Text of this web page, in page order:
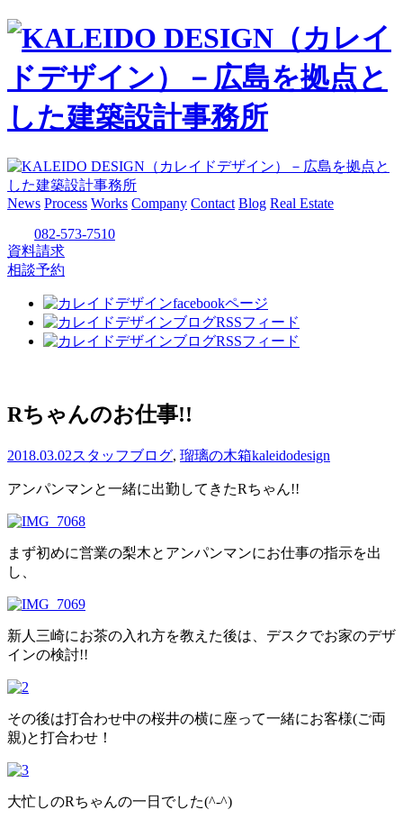
News Process Works Company Contact Blog Real Estate
082-573-7510
資料請求
相談予約
Rちゃんのお仕事!!
2018.03.02スタッフブログ, 瑠璃の木箱kaleidodesign
アンパンマンと一緒に出勤してきたRちゃん!!
まず初めに営業の梨木とアンパンマンにお仕事の指示を出
し、
新人三崎にお茶の入れ方を教えた後は、デスクでお家のデザ
インの検討!!
その後は打合わせ中の桜井の横に座って一緒にお客様(ご両
親)と打合わせ！
大忙しのRちゃんの一日でした(^-^)